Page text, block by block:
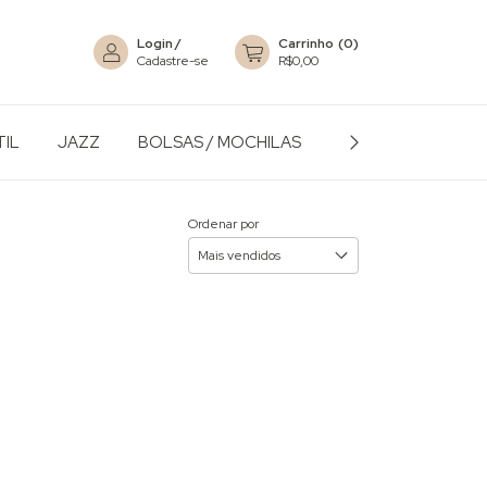
Login/
Cadastre-se
Carrinho (0)
R$0,00
JAZZ BOLSAS / MOCHILAS ACESSÓRIOS
Ordenar por